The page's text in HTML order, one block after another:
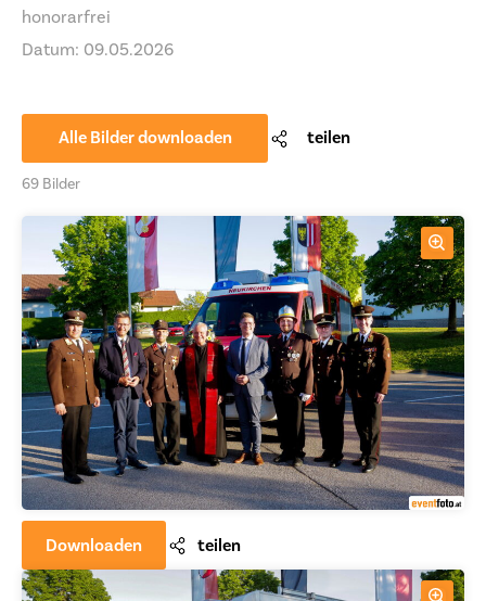
honorarfrei
Datum: 09.05.2026
Alle Bilder downloaden teilen
69 Bilder
Downloaden teilen